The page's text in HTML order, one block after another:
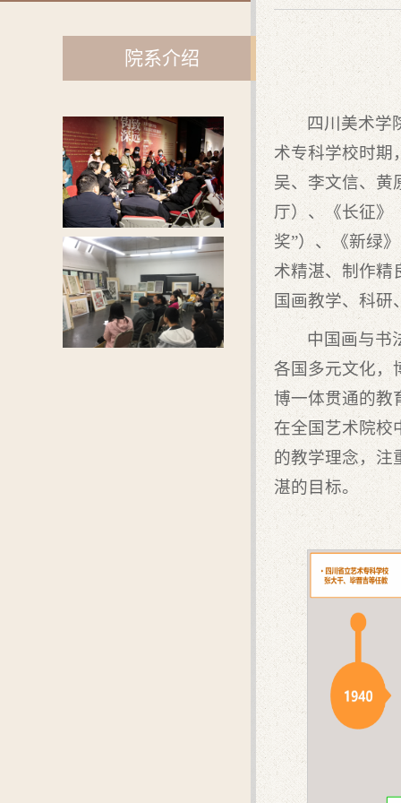
院系介绍
四川美术学
术专科学校时期
吴、李文信、黄
厅）、《长征》
奖”）、《新绿
术精湛、制作精
国画教学、科研
中国画与书
各国多元文化，
博一体贯通的教
在全国艺术院校
的教学理念，注
湛的目标。